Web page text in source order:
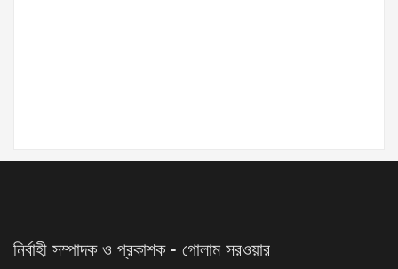
নির্বাহী সম্পাদক ও প্রকাশক - গোলাম সরওয়ার